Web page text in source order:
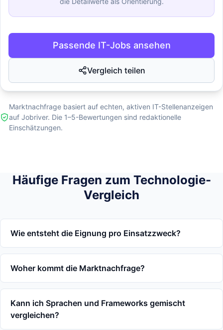
Passende IT-Jobs ansehen
Vergleich teilen
Marktnachfrage basiert auf echten, aktiven IT-Stellenanzeigen
auf Jobriver. Die 1–5-Bewertungen sind redaktionelle
Einschätzungen.
Häufige Fragen zum Technologie-
Vergleich
Wie entsteht die Eignung pro Einsatzzweck?
Woher kommt die Marktnachfrage?
Kann ich Sprachen und Frameworks gemischt
vergleichen?